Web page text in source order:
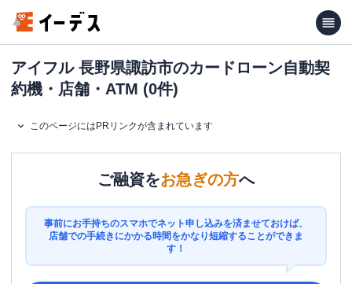
アイフル 長野県諏訪市のカードローン自動契
約機・店舗・ATM (0件)
このページにはPRリンクが含まれています
ご融資をお急ぎの方へ
事前にお手持ちのスマホでネット申し込みを済ませておけば、
店舗での手続きにかかる時間をかなり短縮することができま
す！